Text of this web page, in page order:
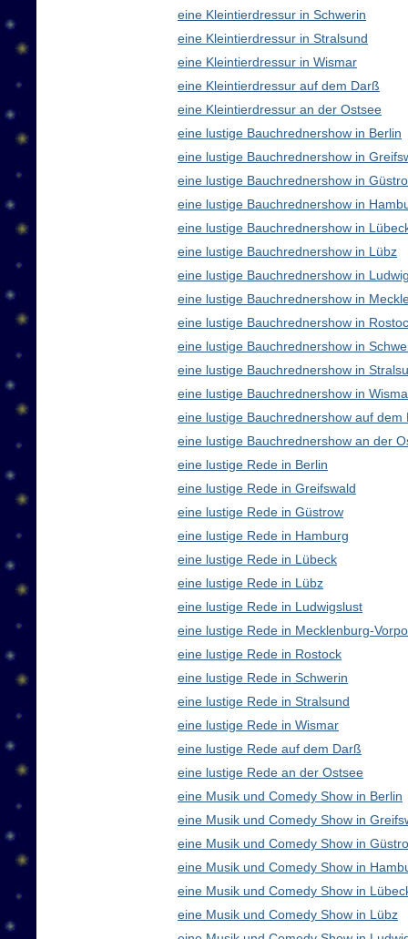
eine Kleintierdressur in Schwerin
eine Kleintierdressur in Stralsund
eine Kleintierdressur in Wismar
eine Kleintierdressur auf dem Darß
eine Kleintierdressur an der Ostsee
eine lustige Bauchrednershow in Berlin
eine lustige Bauchrednershow in
eine lustige Bauchrednershow in
eine lustige Bauchrednershow in
eine lustige Bauchrednershow in
eine lustige Bauchrednershow in Lübz
eine lustige Bauchrednershow in
eine lustige Bauchrednershow in
eine lustige Bauchrednershow in
eine lustige Bauchrednershow in
eine lustige Bauchrednershow in
eine lustige Bauchrednershow in
eine lustige Bauchrednershow auf dem
eine lustige Bauchrednershow an der
eine lustige Rede in Berlin
eine lustige Rede in Greifswald
eine lustige Rede in Güstrow
eine lustige Rede in Hamburg
eine lustige Rede in Lübeck
eine lustige Rede in Lübz
eine lustige Rede in Ludwigslust
eine lustige Rede in Mecklenburg-
eine lustige Rede in Rostock
eine lustige Rede in Schwerin
eine lustige Rede in Stralsund
eine lustige Rede in Wismar
eine lustige Rede auf dem Darß
eine lustige Rede an der Ostsee
eine Musik und Comedy Show in Berlin
eine Musik und Comedy Show in
eine Musik und Comedy Show in
eine Musik und Comedy Show in
eine Musik und Comedy Show in
eine Musik und Comedy Show in Lübz